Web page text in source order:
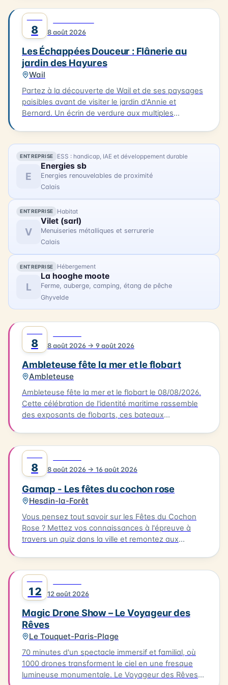
admirez ses œuvres. Après une matinée de
création, profitez d'un déjeuner délicieux à Oye-
Plage, à La Table d'Olivier, avec un plat du jour et un
dessert pour 30€ par personne (réservation
indispensable sur www.c-ici.com). Les vélos à
assistance électrique seront mis à votre disposition
(dans la limite des disponibilités). La balade se
terminera vers 16h30. N'hésitez pas à vous inscrire
pour cette expérience artistique unique !
8 8 août 2026
Les Échappées Douceur : Flânerie au
jardin des Hayures
Wail
Partez à la découverte de Wail et de ses paysages
paisibles avant de visiter le jardin d'Annie et
Bernard. Un écrin de verdure aux multiples
Wail (2 rue de la Mairie). Tarifs : 11 € / gratuit enfants
- 10 ans.
ENTREPRISE ESS : handicap, IAE et développement durable
E
Energies sb
Energies renouvelables de proximité
Calais
ENTREPRISE Habitat
V
Vilet (sarl)
Menuiseries métalliques et serrurerie
Calais
ENTREPRISE Hébergement
L
La hooghe moote
Ferme, auberge, camping, étang de pêche
Ghyvelde
8 8 août 2026 → 9 août 2026
Ambleteuse fête la mer et le flobart
Ambleteuse
Ambleteuse fête la mer et le flobart le 08/08/2026.
Cette célébration de l'identité maritime rassemble
des exposants de flobarts, ces bateaux
publics. Vous pourrez également déguster des plats
à base de produits de la mer, préparés par des
restaurateurs locaux. L'événement se déroule à
8 8 août 2026 → 16 août 2026
Gamap - Les fêtes du cochon rose
Hesdin-la-Forêt
Vous pensez tout savoir sur les Fêtes du Cochon
Rose ? Mettez vos connaissances à l'épreuve à
travers un quiz dans la ville et remontez aux
Tourisme. Il vous faudra parcourir environ 2km en 1
heure pour découvrir les secrets de cette fête
emblématique. Départ de l'Office de Tourisme, prêt
12 12 août 2026
Magic Drone Show – Le Voyageur des
Rêves
Le Touquet-Paris-Plage
70 minutes d'un spectacle immersif et familial, où
1000 drones transforment le ciel en une fresque
lumineuse monumentale. Le Voyageur des Rêves